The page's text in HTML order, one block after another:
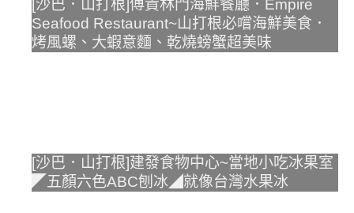
[沙巴．山打根]傅貴林門海鮮餐廳．Empire
Seafood Restaurant~山打根必嚐海鮮美食．
烤風螺、大蝦意麵、乾燒螃蟹超美味
[沙巴．山打根]建發食物中心~當地小吃冰果室
◤五顏六色ABC刨冰◢就像台灣水果冰